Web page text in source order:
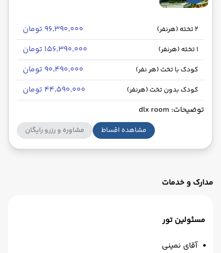
2 تخته (هرنفر) ۹۶٬۳۹۰٬۰۰۰ تومان
1 تخته (هرنفر) ۱۵۶٬۳۹۰٬۰۰۰ تومان
کودک با تخت (هر نفر) ۹۰٬۴۹۰٬۰۰۰ تومان
کودک بدون تخت (هرنفر)
۴۴٬۵۹۰٬۰۰۰ تومان
توضیحات: dlx room
مشاهده اقساط مشاوره و رزرو رایگان
مدارک و خدمات
مسئولین تور
آقای نمینی